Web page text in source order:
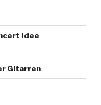
Idee
Gitarren